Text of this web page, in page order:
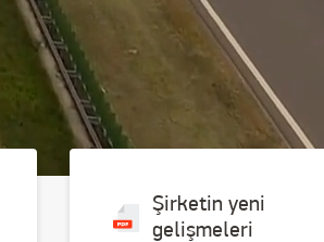
Şirketin yeni
gelişmeleri